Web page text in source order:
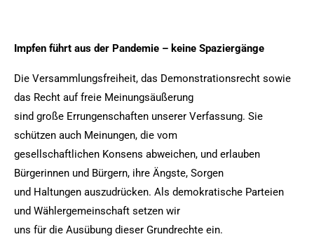
Impfen führt aus der Pandemie – keine Spaziergänge
Die Versammlungsfreiheit, das Demonstrationsrecht sowie
das Recht auf freie Meinungsäußerung
sind große Errungenschaften unserer Verfassung. Sie
schützen auch Meinungen, die vom
gesellschaftlichen Konsens abweichen, und erlauben
Bürgerinnen und Bürgern, ihre Ängste, Sorgen
und Haltungen auszudrücken. Als demokratische Parteien
und Wählergemeinschaft setzen wir
uns für die Ausübung dieser Grundrechte ein.